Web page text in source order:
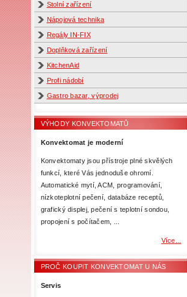
Stolní zařízení
Nápojová technika
Regály IN-FIX
Doplňková zařízení
KitchenAid
Profi nádobí
Gastro bazar, výprodej
VÝHODY KONVEKTOMATŮ
Konvektomat je moderní
Konvektomaty jsou přístroje plné skvělých
funkcí, které Vás jednoduše ohromí.
Automatické mytí, ACM, programování,
nízkoteplotní pečení, databáze receptů,
grafický displej, pečení s teplotní sondou,
propojení s počítačem, ...
Více...
PROČ KOUPIT KONVEKTOMAT U NÁS
Servis